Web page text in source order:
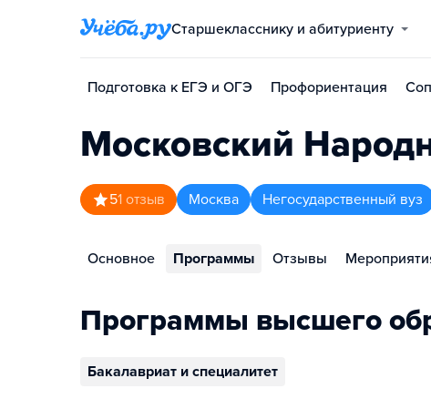
Старшекласснику и абитуриенту
Подготовка к ЕГЭ и ОГЭ Профориентация
Московский
51 отзыв Москва Негосударственный вуз
Основное Программы Отзывы
Программы высшего
Бакалавриат и специалитет